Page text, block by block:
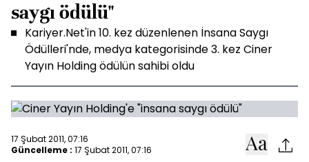
saygı ödülü"
Kariyer.Net'in 10. kez düzenlenen İnsana Saygı
Ödülleri'nde, medya kategorisinde 3. kez Ciner
Yayın Holding ödülün sahibi oldu
17 Şubat 2011, 07:16
Güncelleme : 17 Şubat 2011, 07:16